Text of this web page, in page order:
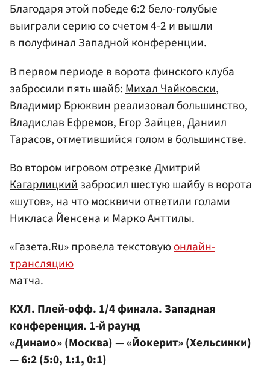
Благодаря этой победе 6:2 бело-голубые
выиграли серию со счетом 4-2 и вышли
в полуфинал Западной конференции.
В первом периоде в ворота финского клуба
забросили пять шайб: Михал Чайковски,
Владимир Брюквин реализовал большинство,
Владислав Ефремов, Егор Зайцев, Даниил
Тарасов, отметившийся голом в большинстве.
Во втором игровом отрезке Дмитрий
Кагарлицкийзабросил шестую шайбу в ворота
«шутов», на что москвичи ответили голами
Никласа Йенсена иМарко Анттилы.
«Газета.Ru» провела текстовуюонлайн-
трансляцию
матча.
КХЛ. Плей-офф. 1/4 финала. Западная
конференция. 1-й раунд
«Динамо» (Москва) — «Йокерит» (Хельсинки)
— 6:2 (5:0, 1:1, 0:1)